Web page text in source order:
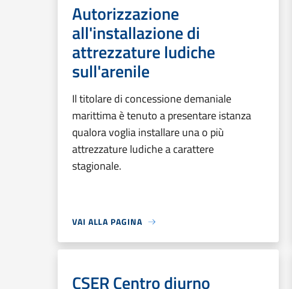
Autorizzazione
all'installazione di
attrezzature ludiche
sull'arenile
Il titolare di concessione demaniale
marittima è tenuto a presentare istanza
qualora voglia installare una o più
attrezzature ludiche a carattere
stagionale.
VAI ALLA PAGINA
CSER Centro diurno